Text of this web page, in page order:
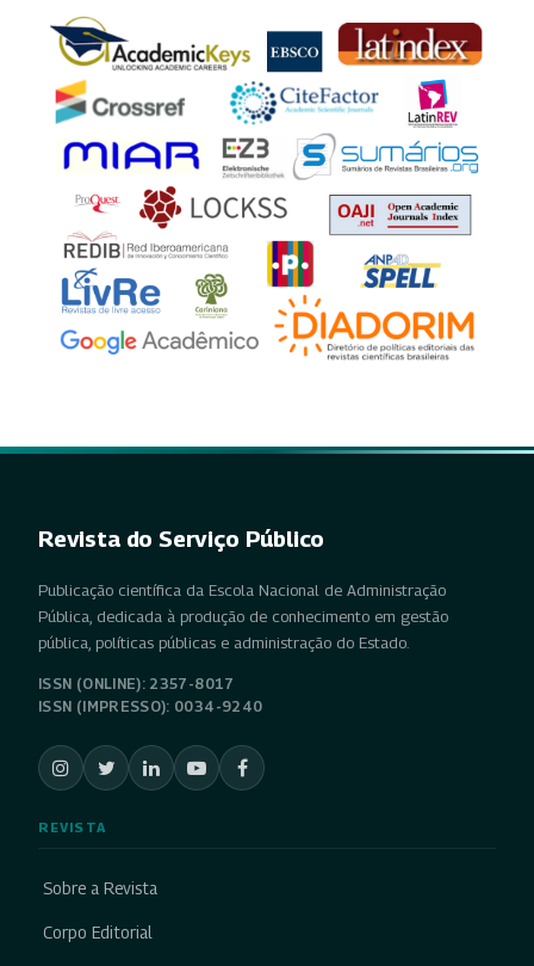
Revista do Serviço Público
Publicação científica da Escola Nacional de Administração
Pública, dedicada à produção de conhecimento em gestão
pública, políticas públicas e administração do Estado.
ISSN (ONLINE): 2357-8017
ISSN (IMPRESSO): 0034-9240
REVISTA
Sobre a Revista
Corpo Editorial